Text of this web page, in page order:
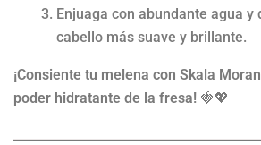
Enjuaga con abundante agua y
cabello más suave y brillante.
¡Consiente tu melena con Skala
poder hidratante de la fresa! 🍓💖